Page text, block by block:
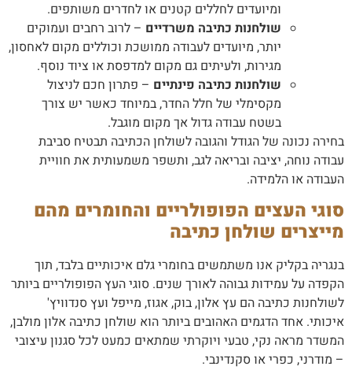
ומיועדים לחללים קטנים או לחדרים משותפים.
שולחנות כתיבה משרדיים – לרוב רחבים ועמוקים
יותר, מיועדים לעבודה ממושכת וכוללים מקום לאחסון,
מגירות, ולעיתים גם מקום למדפסת או ציוד נוסף.
שולחנות כתיבה פינתיים – פתרון חכם לניצול
מקסימלי של חלל החדר, במיוחד כאשר יש צורך
בשטח עבודה גדול אך מקום מוגבל.
בחירה נכונה של הגודל והגובה לשולחן הכתיבה תבטיח סביבת
עבודה נוחה, יציבה ובריאה לגב, ותשפר משמעותית את חוויית
העבודה או הלמידה.
סוגי העצים הפופולריים והחומרים מהם
מייצרים שולחן כתיבה
בנגריה בקליק אנו משתמשים בחומרי גלם איכותיים בלבד, תוך
הקפדה על עמידות גבוהה לאורך שנים. סוגי העץ הפופולריים ביותר
לשולחנות כתיבה הם עץ אלון, בוק, אגוז, מייפל ועץ סנדוויץ'
איכותי. אחד הדגמים האהובים ביותר הוא שולחן כתיבה אלון מולבן,
המשדר מראה נקי, טבעי ויוקרתי שמתאים כמעט לכל סגנון עיצובי
– מודרני, כפרי או סקנדינבי.